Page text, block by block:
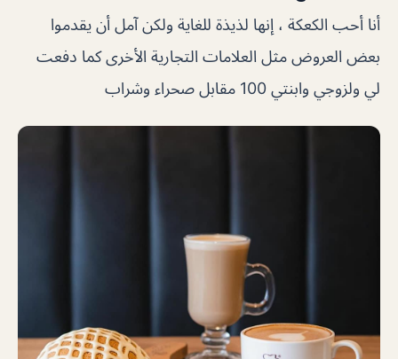
أنا أحب الكعكة ، إنها لذيذة للغاية ولكن آمل أن يقدموا
بعض العروض مثل العلامات التجارية الأخرى كما دفعت
لي ولزوجي وابنتي 100 مقابل صحراء وشراب